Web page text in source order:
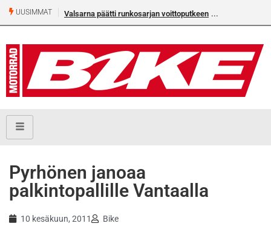
UUSIMMAT Valsarna päätti runkosarjan voittoputkeen
Pyrhönen janoaa
palkintopallille Vantaalla
10 kesäkuun, 2011 Bike